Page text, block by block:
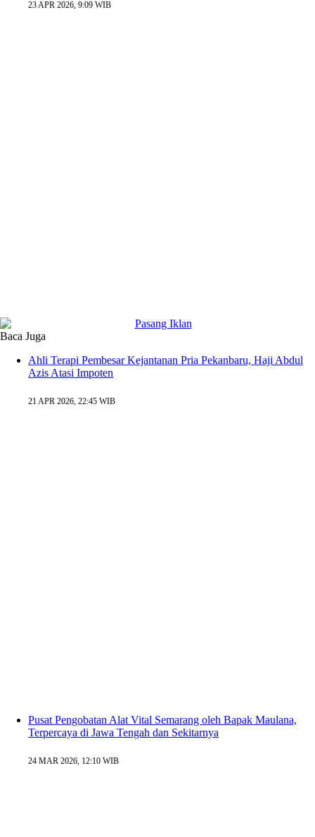
23 APR 2026, 9:09 WIB
Baca Juga
Ahli Terapi Pembesar Kejantanan Pria Pekanbaru, Haji Abdul
Azis Atasi Impoten
21 APR 2026, 22:45 WIB
Pusat Pengobatan Alat Vital Semarang oleh Bapak Maulana,
Terpercaya di Jawa Tengah dan Sekitarnya
24 MAR 2026, 12:10 WIB